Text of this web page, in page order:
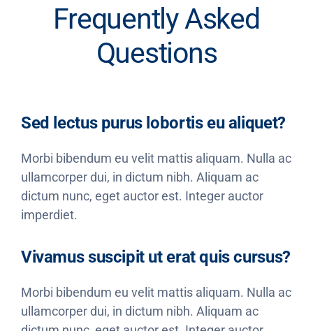
Frequently Asked
Questions
Sed lectus purus lobortis eu aliquet?
Morbi bibendum eu velit mattis aliquam. Nulla ac
ullamcorper dui, in dictum nibh. Aliquam ac
dictum nunc, eget auctor est. Integer auctor
imperdiet.
Vivamus suscipit ut erat quis cursus?
Morbi bibendum eu velit mattis aliquam. Nulla ac
ullamcorper dui, in dictum nibh. Aliquam ac